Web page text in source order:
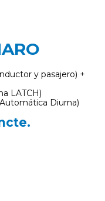
y pasajero) +
LATCH)
Diurna)